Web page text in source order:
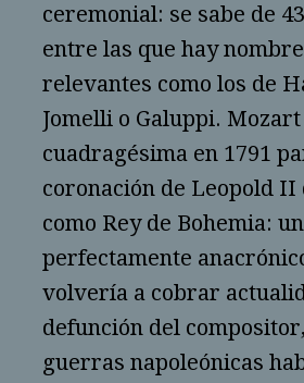
ceremonial: se sabe de
entre las que hay
relevantes como los de
Jomelli o Galuppi.
cuadragésima en 1791
coronación de Leopold
como Rey de Bohemia:
perfectamente
volvería a cobrar
defunción del
guerras napoleónicas